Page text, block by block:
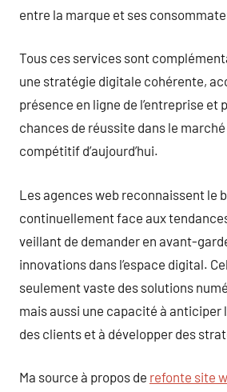
entre la marque et ses
Tous ces services sont
une stratégie digitale cohérente,
présence en ligne de l’entreprise
chances de réussite dans le
compétitif d’aujourd’hui.
Les agences web reconnaissent le
continuellement face aux
veillant de demander en avant-
innovations dans l’espace digital.
seulement vaste des solutions
mais aussi une capacité à anticiper
des clients et à développer des
Ma source à propos de refonte site